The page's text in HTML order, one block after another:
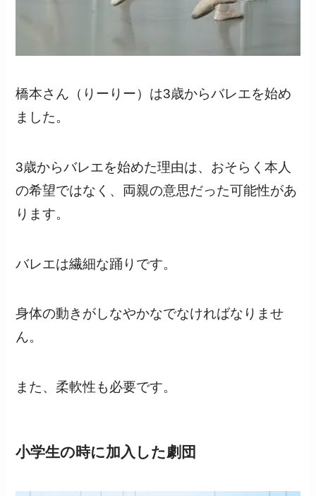
橋本さん（りーりー）は3歳からバレエを始め
ました。
3歳からバレエを始めた理由は、おそらく本人
の希望ではなく、両親の意思だった可能性があ
ります。
バレエは繊細な踊りです。
身体の動きがしなやかなでなければなりませ
ん。
また、柔軟性も必要です。
小学生の時に加入した劇団